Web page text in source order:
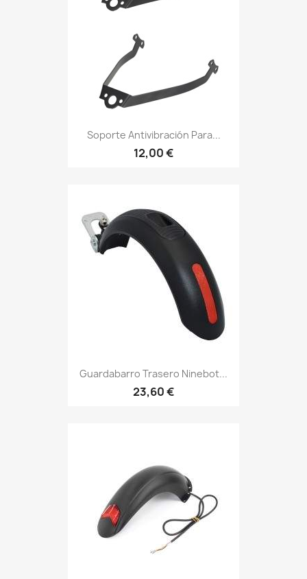
Soporte Antivibración Para...
12,00 €
Guardabarro Trasero Ninebot...
23,60 €